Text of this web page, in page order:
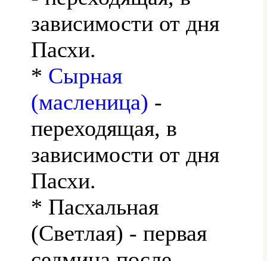
зависимости от дня
Пасхи.
* Сырная
(масленица) -
переходящая, в
зависимости от дня
Пасхи.
* Пасхальная
(Светлая) - первая